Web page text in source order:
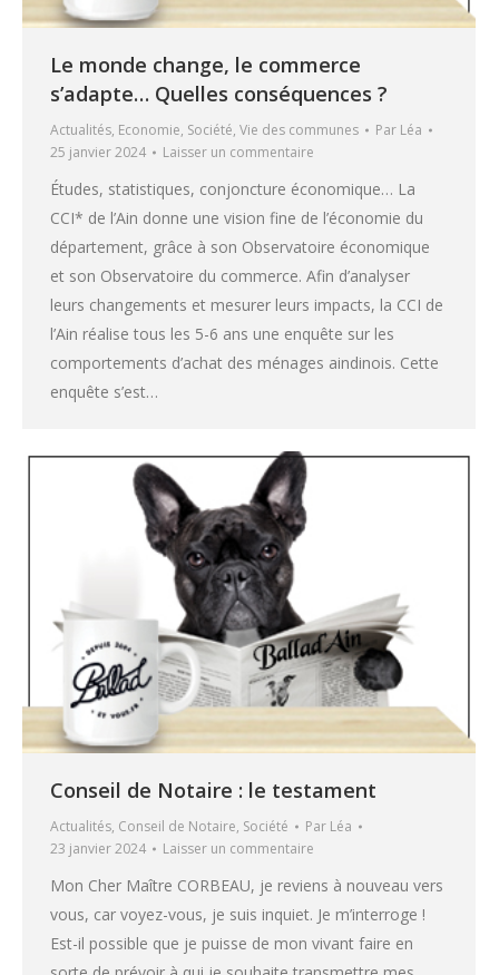
Le monde change, le commerce
s’adapte… Quelles conséquences ?
Actualités, Economie, Société, Vie des communes Par Léa
25 janvier 2024
Laisser un commentaire
Études, statistiques, conjoncture économique… La
CCI* de l’Ain donne une vision fine de l’économie du
département, grâce à son Observatoire économique
et son Observatoire du commerce. Afin d’analyser
leurs changements et mesurer leurs impacts, la CCI de
l’Ain réalise tous les 5-6 ans une enquête sur les
comportements d’achat des ménages aindinois. Cette
enquête s’est…
Conseil de Notaire : le testament
Actualités, Conseil de Notaire, Société Par Léa
23 janvier 2024
Laisser un commentaire
Mon Cher Maître CORBEAU, je reviens à nouveau vers
vous, car voyez-vous, je suis inquiet. Je m’interroge !
Est-il possible que je puisse de mon vivant faire en